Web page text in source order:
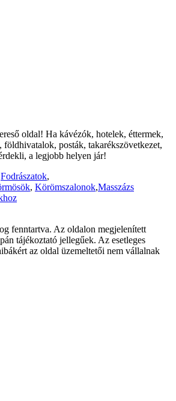
oldal! Ha kávézók, hotelek, éttermek,
posták, takarékszövetkezet,
a legjobb helyen jár!
Fodrászatok,
, Körömszalonok,Masszázs
fenntartva. Az oldalon megjelenített
tájékoztató jellegűek. Az esetleges
az oldal üzemeltetői nem vállalnak